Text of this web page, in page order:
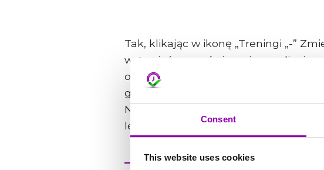
Consent
This website uses cookies
Tak, klikając w ikonę „Treningi „-”
wstawiać nowe ćwiczenia ze
operację z tabletu, możesz również
grupy mięśniowe do ćwiczeń już
Nowe grupy mięśniowe do
lewej stronie w fioletowych polach.